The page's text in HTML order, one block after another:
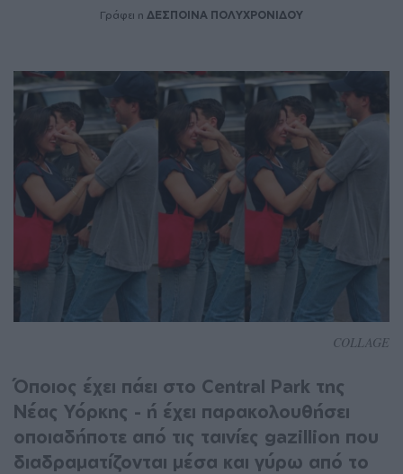
Γράφει η ΔΕΣΠΟΙΝΑ ΠΟΛΥΧΡΟΝΙΔΟΥ
COLLAGE
Όποιος έχει πάει στο Central Park της
Νέας Υόρκης - ή έχει παρακολουθήσει
οποιαδήποτε από τις ταινίες gazillion που
διαδραματίζονται μέσα και γύρω από το